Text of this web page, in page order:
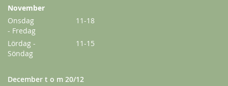
November
Onsdag
- Fredag
11-18
Lördag -
Söndag
11-15
December t o m 20/12